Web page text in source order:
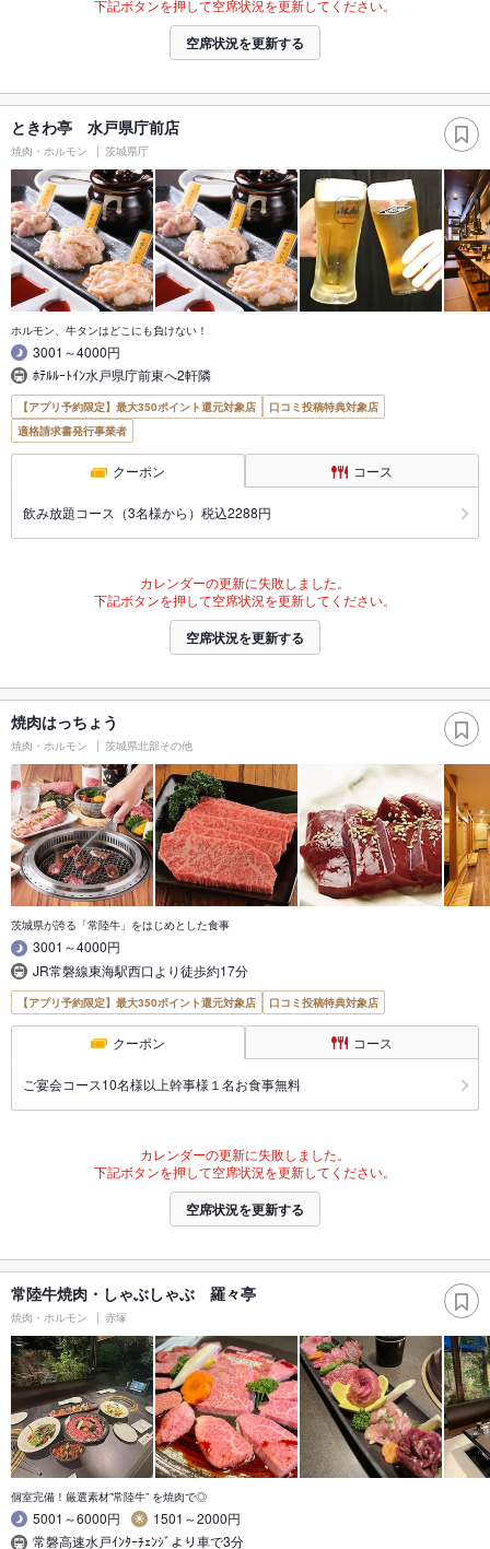
下記ボタンを押して空席状況を更新してください。
空席状況を更新する
ときわ亭 水戸県庁前店
焼肉・ホルモン 茨城県庁
ホルモン、牛タンはどこにも負けない！
3001～4000円
ﾎﾃﾙﾙｰﾄｲﾝ水戸県庁前東へ2軒隣
【アプリ予約限定】最大350ポイント還元対象店
口コミ投稿特典対象店
適格請求書発行事業者
クーポン コース
飲み放題コース（3名様から）税込2288円
カレンダーの更新に失敗しました。
下記ボタンを押して空席状況を更新してください。
空席状況を更新する
焼肉はっちょう
焼肉・ホルモン 茨城県北部その他
茨城県が誇る「常陸牛」をはじめとした食事
3001～4000円
JR常磐線東海駅西口より徒歩約17分
【アプリ予約限定】最大350ポイント還元対象店 口コミ投稿特典対象店
クーポン コース
ご宴会コース10名様以上幹事様１名お食事無料
カレンダーの更新に失敗しました。
下記ボタンを押して空席状況を更新してください。
空席状況を更新する
常陸牛焼肉・しゃぶしゃぶ 羅々亭
焼肉・ホルモン 赤塚
個室完備！厳選素材”常陸牛” を焼肉で◎
5001～6000円
1501～2000円
常磐高速水戸ｲﾝﾀｰﾁｪﾝｼﾞより車で3分